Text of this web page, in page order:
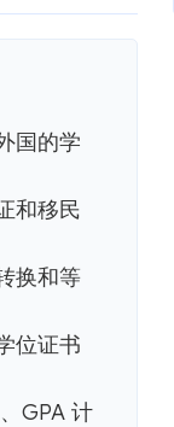
国的学
和移民
换和等
位证书
GPA 计